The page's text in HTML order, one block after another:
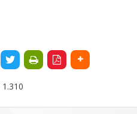
1.310